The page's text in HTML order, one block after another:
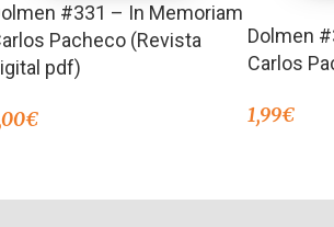
#331 – In Memoriam
Pacheco (Revista
pdf)
€
Dolmen
Carlos
1,99€